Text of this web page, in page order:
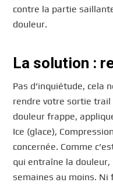
contre la partie
douleur.
La solution :
Pas d’inquiétude, cela
rendre votre sortie trail
douleur frappe,
Ice (glace),
concernée. Comme
qui entraîne la
semaines au moins. Ni